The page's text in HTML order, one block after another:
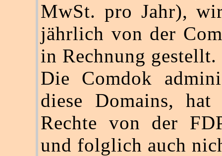
MwSt. pro Jahr),
jährlich von der
in Rechnung gestellt.
Die Comdok
diese Domains, hat
Rechte von der
und folglich auch